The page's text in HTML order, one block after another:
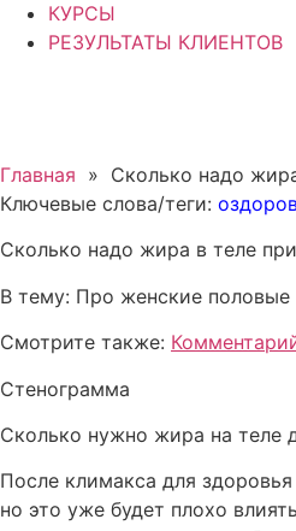
КУРСЫ
РЕЗУЛЬТАТЫ КЛИЕНТОВ
Главная » Сколько надо
Ключевые слова/теги:
Сколько надо жира в теле
В тему: Про женские половые
Смотрите также:
Стенограмма
Сколько нужно жира на теле
После климакса для
но это уже будет плохо